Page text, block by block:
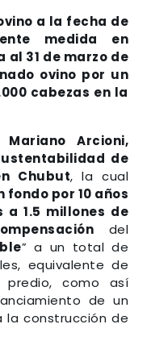
a la fecha de
medida en
31 de marzo de
ovino por un
cabezas en la
Mariano Arcioni,
de
Chubut, la cual
por 10 años
a 1.5 millones de
del
” a un total de
equivalente de
como así
de un
la construcción de